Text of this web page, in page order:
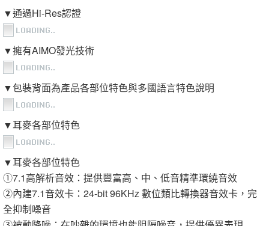
▼通過Hi-Res認證
▼擁有AIMO發光技術
▼包裝背面為產品各部位特色與多國語言特色說明
▼耳麥各部位特色
▼耳麥各部位特色
①7.1高解析音效：提供豐富高、中、低音精準環繞音效
②內建7.1音效卡：24-bit 96KHz 數位類比轉換器音效卡，完
全抑制噪音